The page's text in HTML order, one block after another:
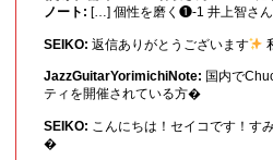
ノート: […] 個性を磨く❶-1 井上智さ
SEIKO: 返信ありがとうございます
JazzGuitarYorimichiNote: 国内で
ティを開催されている方�
SEIKO: こんにちは！セイコです！す
�